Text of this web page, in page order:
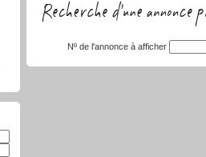
Nº de l'annonce à afficher